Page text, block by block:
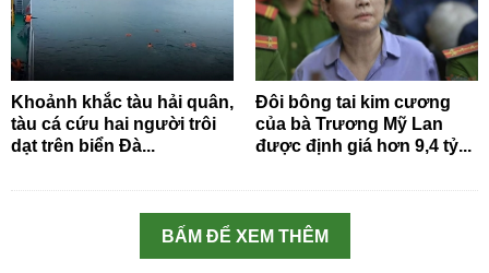
Khoảnh khắc tàu hải quân,
tàu cá cứu hai người trôi
dạt trên biển Đà...
Đôi bông tai kim cương
của bà Trương Mỹ Lan
được định giá hơn 9,4 tỷ...
BẤM ĐỂ XEM THÊM